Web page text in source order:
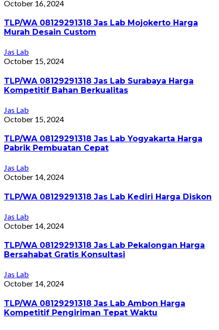
October 16, 2024
TLP/WA 08129291318 Jas Lab Mojokerto Harga
Murah Desain Custom
Jas Lab
October 15, 2024
TLP/WA 08129291318 Jas Lab Surabaya Harga
Kompetitif Bahan Berkualitas
Jas Lab
October 15, 2024
TLP/WA 08129291318 Jas Lab Yogyakarta Harga
Pabrik Pembuatan Cepat
Jas Lab
October 14, 2024
TLP/WA 08129291318 Jas Lab Kediri Harga Diskon
Jas Lab
October 14, 2024
TLP/WA 08129291318 Jas Lab Pekalongan Harga
Bersahabat Gratis Konsultasi
Jas Lab
October 14, 2024
TLP/WA 08129291318 Jas Lab Ambon Harga
Kompetitif Pengiriman Tepat Waktu